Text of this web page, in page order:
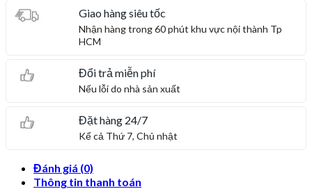
Giao hàng siêu tốc
Nhận hàng trong 60 phút khu vực nội thành Tp
HCM
Đổi trả miễn phí
Nếu lỗi do nhà sản xuất
Đặt hàng 24/7
Kể cả Thứ 7, Chủ nhật
Đánh giá (0)
Thông tin thanh toán